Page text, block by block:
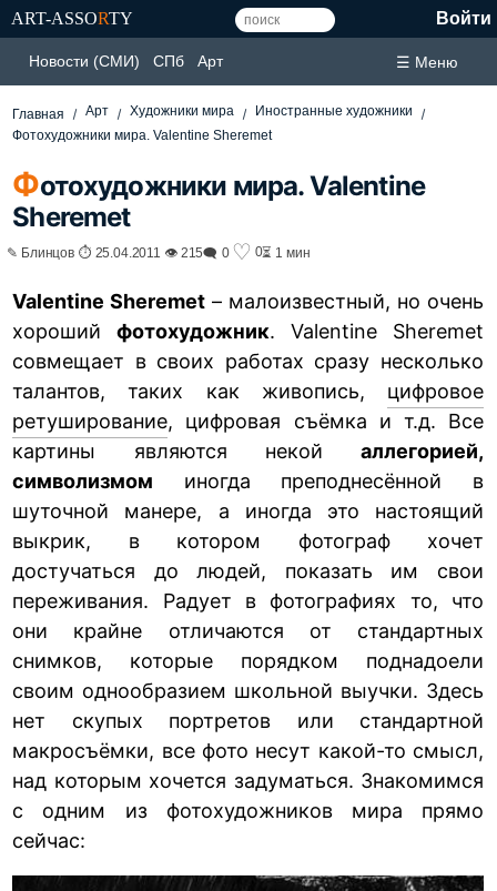
ART-ASSORTY Войти
Новости (СМИ) СПб Арт ☰ Меню
Главная Арт Художники мира
Иностранные художники
Фотохудожники мира. Valentine Sheremet
Фотохудожники мира. Valentine
Sheremet
✎ Блинцов ⏱ 25.04.2011 👁 215🗨 0 ♡ 0⏳ 1 мин
Valentine Sheremet – малоизвестный, но очень
хорошийфотохудожник. Valentine Sheremet
совмещает в своих работах сразу несколько
талантов, таких как живопись, цифровое
ретуширование, цифровая съёмка и т.д. Все
картины являются некой аллегорией,
символизмом иногда преподнесённой в
шуточной манере, а иногда это настоящий
выкрик, в котором фотограф хочет
достучаться до людей, показать им свои
переживания. Радует в фотографиях то, что
они крайне отличаются от стандартных
снимков, которые порядком поднадоели
своим однообразием школьной выучки. Здесь
нет скупых портретов или стандартной
макросъёмки, все фото несут какой-то смысл,
над которым хочется задуматься. Знакомимся
с одним из фотохудожников мира прямо
сейчас: